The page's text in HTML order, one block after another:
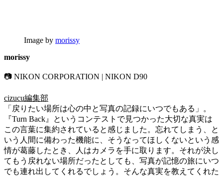
Image by morissy
morissy
📷 NIKON CORPORATION | NIKON D90
cizucu編集部
「戻りたい場所は心の中と写真の記録にいつでもある」。
『Turn Back』というコンテストで見つかった大切な真実は
この言葉に集約されていると感じました。忘れてしまう、と
いう人間に備わった機能に、そうなってほしくないという感
情が葛藤したとき、人はカメラを手に取ります。それが決し
てもう戻れない場所だったとしても、写真が記憶の旅にいつ
でも連れ出してくれるでしょう。そんな真実を教えてくれた